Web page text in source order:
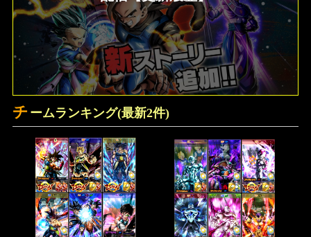
チ ームランキング(最新2件)